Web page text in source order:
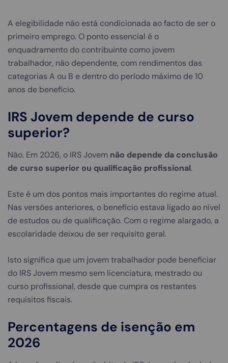
A elegibilidade não está condicionada ao facto de ser o
primeiro emprego. O ponto essencial é o
enquadramento do contribuinte como jovem
trabalhador, não dependente, com rendimentos das
categorias A ou B e dentro do período máximo de 10
anos de benefício.
IRS Jovem depende de curso
superior?
Não. Em 2026, o IRS Jovem não depende da conclusão
de curso superior ou qualificação profissional.
Este é um dos pontos mais importantes do regime atual.
Nas versões anteriores, o benefício estava ligado ao nível
de estudos ou de qualificação. Com o regime alargado, a
escolaridade deixou de ser requisito geral.
Isto significa que um jovem trabalhador pode beneficiar
do IRS Jovem mesmo sem licenciatura, mestrado ou
curso profissional, desde que cumpra os restantes
requisitos fiscais.
Percentagens de isenção em
2026